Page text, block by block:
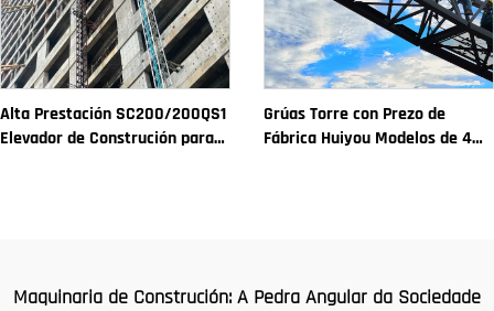
Alta Prestación SC200/200QS1
Elevador de Construción para
Grúas Torre con Prezo de
Fábrica Huiyou Modelos de 4
Maquinaria de Construción: A Pedra Angular da Sociedade